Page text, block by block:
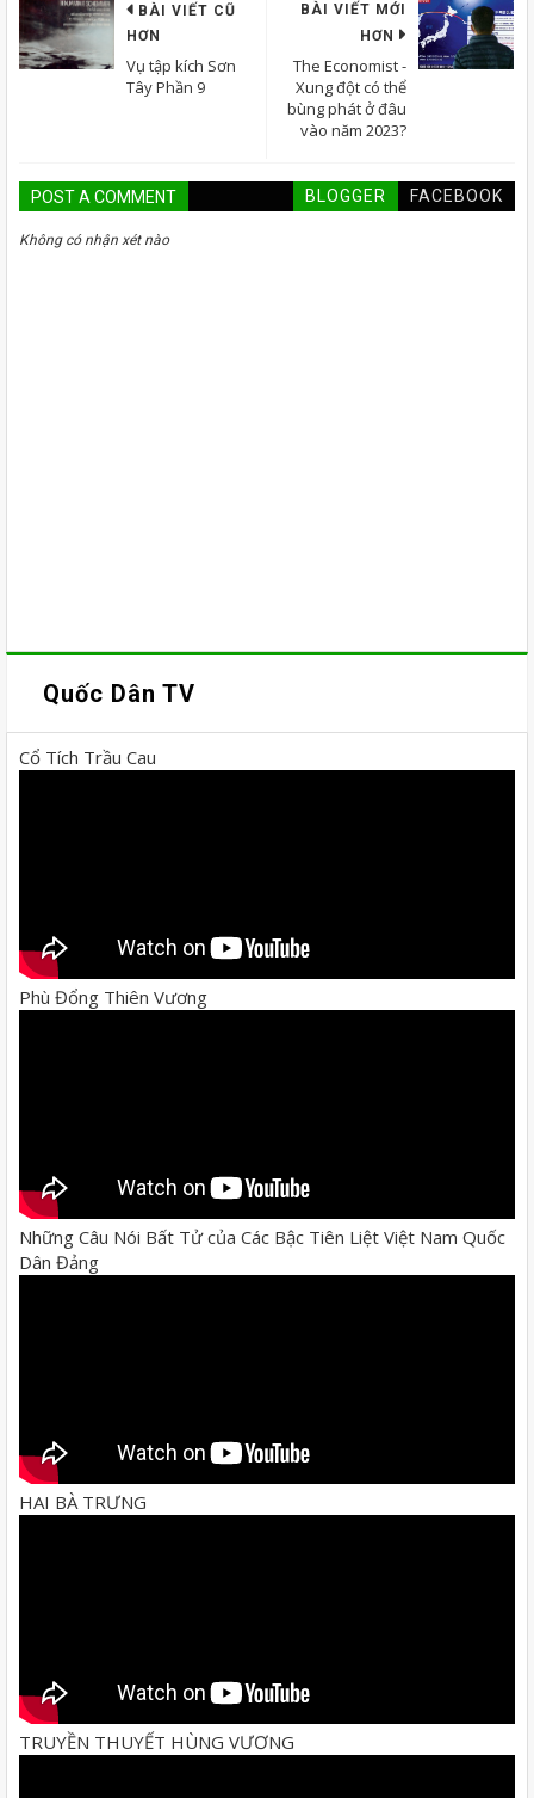
BÀI VIẾT MỚI
HƠN
The Economist -
Xung đột có thể
bùng phát ở đâu
vào năm 2023?
BÀI VIẾT CŨ
HƠN
Vụ tập kích Sơn
Tây Phần 9
POST A COMMENT BLOGGER FACEBOOK
Không có nhận xét nào
Quốc Dân TV
Cổ Tích Trầu Cau
Phù Đổng Thiên Vương
Những Câu Nói Bất Tử của Các Bậc Tiên Liệt Việt Nam Quốc
Dân Đảng
HAI BÀ TRƯNG
TRUYỀN THUYẾT HÙNG VƯƠNG